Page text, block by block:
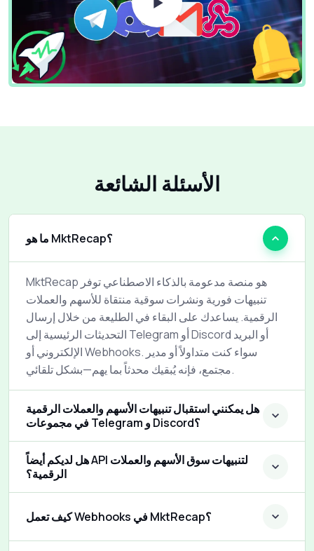
الأسئلة الشائعة
ما هو MktRecap؟
MktRecap هو منصة مدعومة بالذكاء الاصطناعي توفر
تنبيهات فورية ونشرات سوقية منتقاة للأسهم والعملات
الرقمية. يساعدك على البقاء في الطليعة من خلال إرسال
التحديثات الرئيسية إلى Telegram أو Discord أو البريد
الإلكتروني أو Webhooks. سواء كنت متداولاً أو مدير
مجتمع، فإنه يُبقيك محدثاً بما يهم—بشكل تلقائي.
هل يمكنني استقبال تنبيهات الأسهم والعملات الرقمية
في مجموعات Telegram و Discord؟
هل لديكم أيضاً API لتنبيهات سوق الأسهم والعملات
الرقمية؟
كيف تعمل Webhooks في MktRecap؟